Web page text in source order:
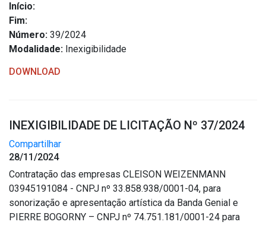
Início:
Fim:
Número: 39/2024
Modalidade: Inexigibilidade
DOWNLOAD
INEXIGIBILIDADE DE LICITAÇÃO Nº 37/2024
Compartilhar
28/11/2024
Contratação das empresas CLEISON WEIZENMANN
03945191084 - CNPJ nº 33.858.938/0001-04, para
sonorização e apresentação artística da Banda Genial e
PIERRE BOGORNY – CNPJ nº 74.751.181/0001-24 para